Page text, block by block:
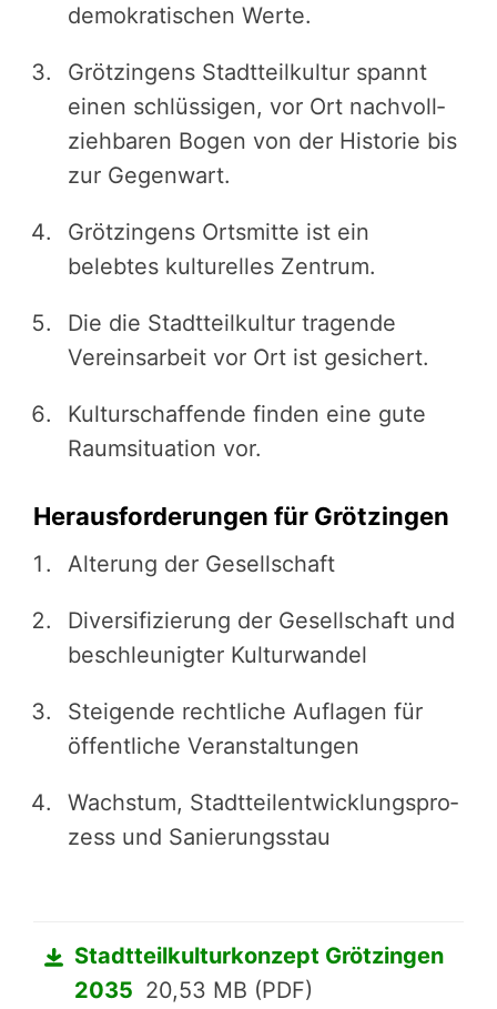
demokra­ti­schen Werte.
Grötzin­gens Stadt­teil­kul­tur spannt
einen schlüs­si­gen, vor Ort nach­voll­
zieh­ba­ren Bogen von der Historie bis
zur Ge­gen­wart.
Grötzin­gens Ortsmitte ist ein
belebtes kultu­rel­les ­Zen­trum.
Die die Stadt­teil­kul­tur tragende
Vereins­ar­beit vor Ort ist ge­si­chert.
Kultur­schaf­fende finden eine gute
Raumsi­tua­tion vor.
Herausforderungen für Grötzingen
Alterung der Gesell­schaft
Diver­si­fi­zie­rung der Gesell­schaft und
beschleu­nig­ter ­Kul­tur­wan­del
Steigende rechtliche Auflagen für
öffent­li­che ­Ver­an­stal­tun­gen
Wachstum, Stadt­teil­ent­wick­lungs­pro­
zess und Sanie­rungs­stau
Stadtteilkulturkonzept Grötzingen
2035 20,53 MB (PDF)